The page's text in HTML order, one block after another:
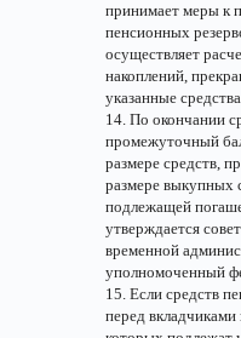
принимает меры к
пенсионных
осуществляет
накоплений,
указанные
14. По окончании
промежуточный
размере средств,
размере выкупных
подлежащей
утверждается
временной
уполномоченный
15. Если средств
перед